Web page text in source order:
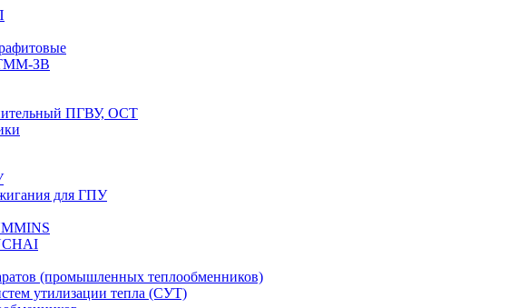
ТММ-ЗВ
ПГВУ, ОСТ
для ГПУ
(промышленных теплообменников)
утилизации тепла (СУТ)